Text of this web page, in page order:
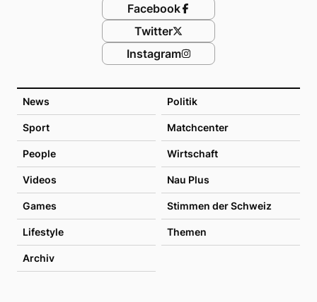
News Politik
Sport Matchcenter
People Wirtschaft
Videos Nau Plus
Games Stimmen der Schweiz
Lifestyle Themen
Archiv
Facebook
Twitter
Instagram